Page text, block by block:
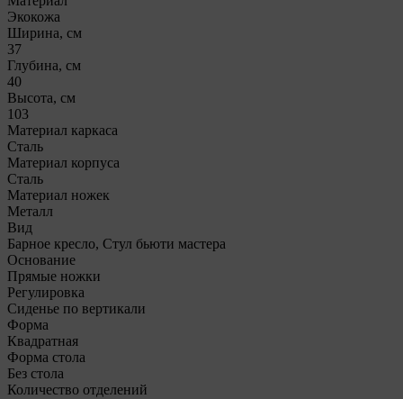
Экокожа
Ширина, см
37
Глубина, см
40
Высота, см
103
Материал каркаса
Сталь
Материал корпуса
Сталь
Материал ножек
Металл
Вид
Барное кресло, Стул бьюти мастера
Основание
Прямые ножки
Регулировка
Сиденье по вертикали
Форма
Квадратная
Форма стола
Без стола
Количество отделений